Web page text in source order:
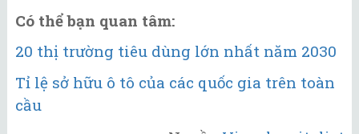
Có thể bạn quan tâm:
20 thị trường tiêu dùng lớn nhất năm 2030
Tỉ lệ sở hữu ô tô của các quốc gia trên toàn
cầu